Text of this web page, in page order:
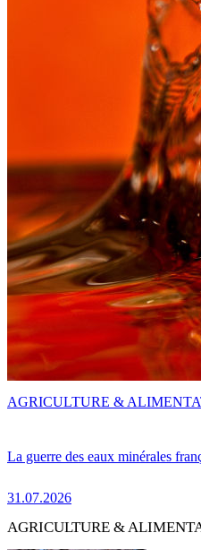
La guerre des eaux minérales
31.07.2026
AGRICULTURE &
AGRICULTURE &